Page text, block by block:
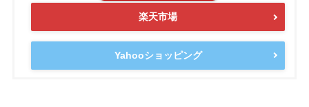
楽天市場
Yahooショッピング